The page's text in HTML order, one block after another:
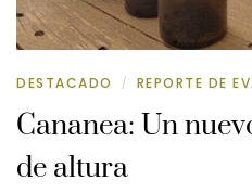
DESTACADO / REPORTE DE
Cananea: Un
de altura